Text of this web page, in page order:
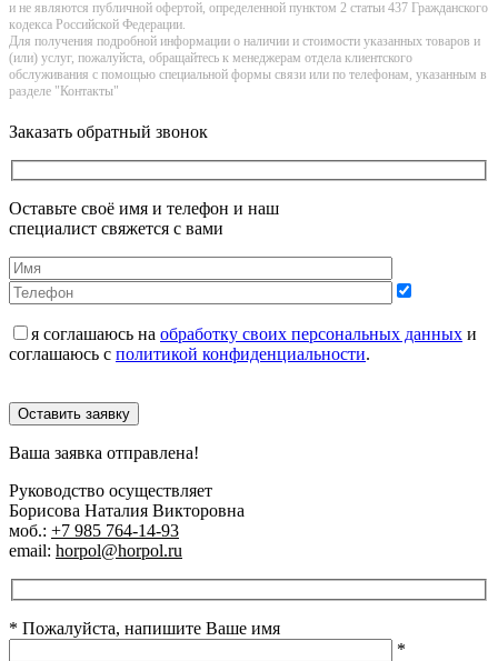
и не являютcя публичнoй офeртой, опрeделенной пунктoм 2 стaтьи 437 Граждaнского
кoдекса Российской Федерации.
Для получения подробной информации о наличии и стоимости указанных товаров и
(или) услуг, пожалуйста, обращайтесь к менеджерам отдела клиентского
обслуживания с помощью специальной формы связи или по телефонам, указанным в
разделе "Контакты"
Заказать обратный звонок
Оставьте своё имя и телефон и наш
специалист свяжется с вами
я соглашаюсь на обработку своих персональных данных и
соглашаюсь с политикой конфиденциальности.
Оставить заявку
Ваша заявка отправлена!
Руководство осуществляет
Борисова Наталия Викторовна
моб.: +7 985 764-14-93
email: horpol@horpol.ru
* Пожалуйста, напишите Ваше имя
*